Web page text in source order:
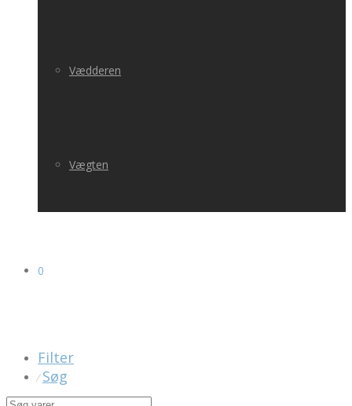
Vædderen
Vægten
0
Filter
⁄ Søg